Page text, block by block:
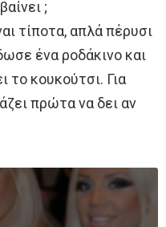
;
τίποτα, απλά πέρυσι
ένα ροδάκινο και
το κουκούτσι. Για
πρώτα να δει αν